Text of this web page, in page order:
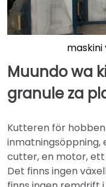
Muundo wa
granule za
Kutteren för
inmatningsöppning,
cutter, en motor,
Det finns ingen